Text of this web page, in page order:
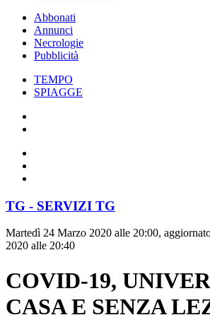
Abbonati
Annunci
Necrologie
Pubblicità
TEMPO
SPIAGGE
TG - SERVIZI TG
Martedì 24 Marzo 2020 alle 20:00,
2020 alle 20:40
COVID-19,
CASA E SENZA